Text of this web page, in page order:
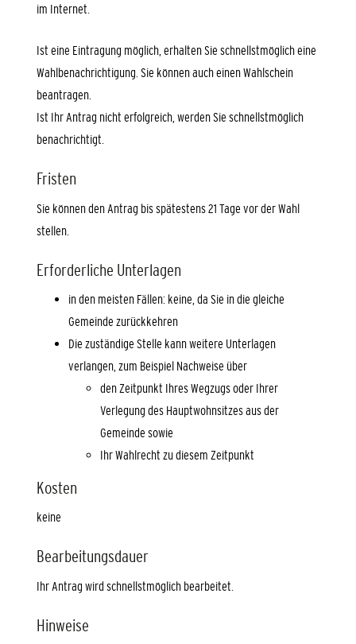
im Internet.
Ist eine Eintragung möglich, erhalten Sie schnellstmöglich eine
Wahlbenachrichtigung. Sie können auch einen Wahlschein
beantragen.
Ist Ihr Antrag nicht erfolgreich, werden Sie schnellstmöglich
benachrichtigt.
Fristen
Sie können den Antrag bis spätestens 21 Tage vor der Wahl
stellen.
Erforderliche Unterlagen
in den meisten Fällen: keine, da Sie in die gleiche
Gemeinde zurückkehren
Die zuständige Stelle kann weitere Unterlagen
verlangen, zum Beispiel Nachweise über
den Zeitpunkt Ihres Wegzugs oder Ihrer
Verlegung des Hauptwohnsitzes aus der
Gemeinde sowie
Ihr Wahlrecht zu diesem Zeitpunkt
Kosten
keine
Bearbeitungsdauer
Ihr Antrag wird schnellstmöglich bearbeitet.
Hinweise